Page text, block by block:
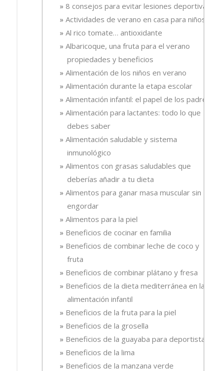
8 consejos para evitar lesiones deportivas
Actividades de verano en casa para niños
Al rico tomate… antioxidante
Albaricoque, una fruta para el verano
propiedades y beneficios
Alimentación de los niños en verano
Alimentación durante la etapa escolar
Alimentación infantil: el papel de los padres
Alimentación para lactantes: todo lo que
debes saber
Alimentación saludable y sistema
inmunológico
Alimentos con grasas saludables que
deberías añadir a tu dieta
Alimentos para ganar masa muscular sin
engordar
Alimentos para la piel
Beneficios de cocinar en familia
Beneficios de combinar leche de coco y
fruta
Beneficios de combinar plátano y fresa
Beneficios de la dieta mediterránea en la
alimentación infantil
Beneficios de la fruta para la piel
Beneficios de la grosella
Beneficios de la guayaba para deportistas
Beneficios de la lima
Beneficios de la manzana verde